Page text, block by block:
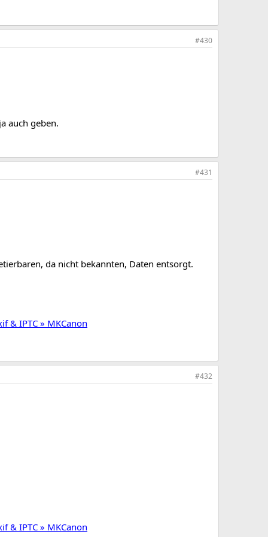
#430
auch geben.
#431
da nicht bekannten, Daten entsorgt.
& IPTC » MKCanon
#432
& IPTC » MKCanon